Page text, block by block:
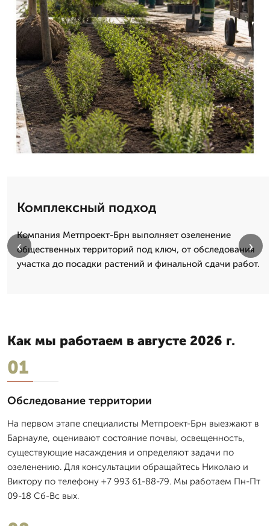
Комплексный подход
Компания Метпроект-Брн выполняет озеленение
общественных территорий под ключ, от обследования
участка до посадки растений и финальной сдачи работ.
‹ ›
Как мы работаем в августе 2026 г.
01
Обследование территории
На первом этапе специалисты Метпроект-Брн выезжают в
Барнауле, оценивают состояние почвы, освещенность,
существующие насаждения и определяют задачи по
озеленению. Для консультации обращайтесь Николаю и
Виктору по телефону +7 993 61-88-79. Мы работаем Пн-Пт
09-18 Сб-Вс вых.